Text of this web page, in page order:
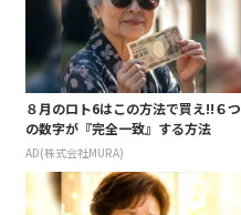
８月のロト6はこの方法で買え!!６つ
の数字が『完全一致』する方法
AD(株式会社MURA)